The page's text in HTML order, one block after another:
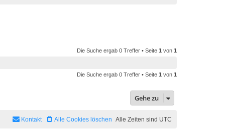
Die Suche ergab 0 Treffer • Seite 1 von 1
Die Suche ergab 0 Treffer • Seite 1 von 1
Gehe zu
Alle Zeiten sind UTC
Alle Cookies löschen
Kontakt